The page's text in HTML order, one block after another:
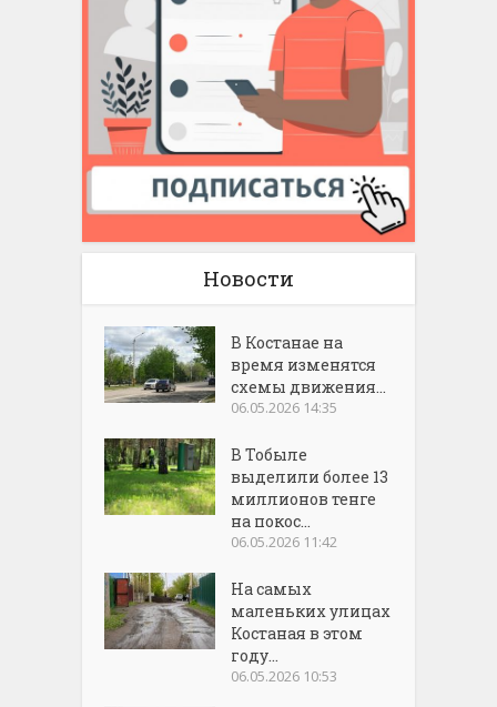
Новости
В Костанае на
время изменятся
схемы движения...
06.05.2026 14:35
В Тобыле
выделили более 13
миллионов тенге
на покос...
06.05.2026 11:42
На самых
маленьких улицах
Костаная в этом
году...
06.05.2026 10:53